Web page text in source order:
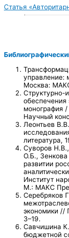
Статья
управление:
Москва:
Структурно-
обеспечения
монография
Научный
Леонтьев
литература,
Суворов
О.Б., Зенкова
развитии
Институт
М.: МАКС
Серебряков
экономики //
3–19.
Савчишина
бюджетной